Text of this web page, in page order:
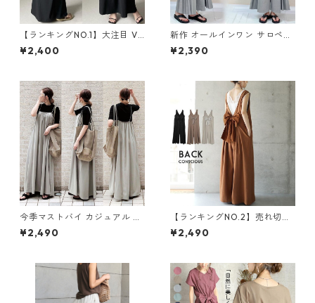
【ランキングNO.1】大注目 V
ネック ノースリーブ ワンピー
ス m-738
¥2,400
新作 オールインワン サロペッ
トパンツ m-462
¥2,390
今季マストバイ カジュアル ゆ
ったりキャミワンピース m-4
65
¥2,490
【ランキングNO.2】売れ切れ
必至 バックリボン4色展開 オ
ールインワン m-385
¥2,490